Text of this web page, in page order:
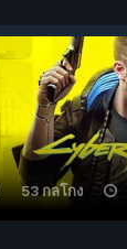
53 กลโกง